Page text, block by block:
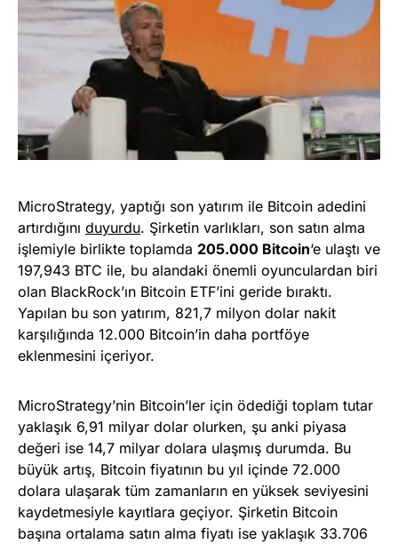
MicroStrategy, yaptığı son yatırım ile Bitcoin adedini
artırdığını duyurdu. Şirketin varlıkları, son satın alma
işlemiyle birlikte toplamda 205.000 Bitcoin‘e ulaştı ve
197,943 BTC ile, bu alandaki önemli oyunculardan biri
olan BlackRock’ın Bitcoin ETF’ini geride bıraktı.
Yapılan bu son yatırım, 821,7 milyon dolar nakit
karşılığında 12.000 Bitcoin’in daha portföye
eklenmesini içeriyor.
MicroStrategy’nin Bitcoin’ler için ödediği toplam tutar
yaklaşık 6,91 milyar dolar olurken, şu anki piyasa
değeri ise 14,7 milyar dolara ulaşmış durumda. Bu
büyük artış, Bitcoin fiyatının bu yıl içinde 72.000
dolara ulaşarak tüm zamanların en yüksek seviyesini
kaydetmesiyle kayıtlara geçiyor. Şirketin Bitcoin
başına ortalama satın alma fiyatı ise yaklaşık 33.706